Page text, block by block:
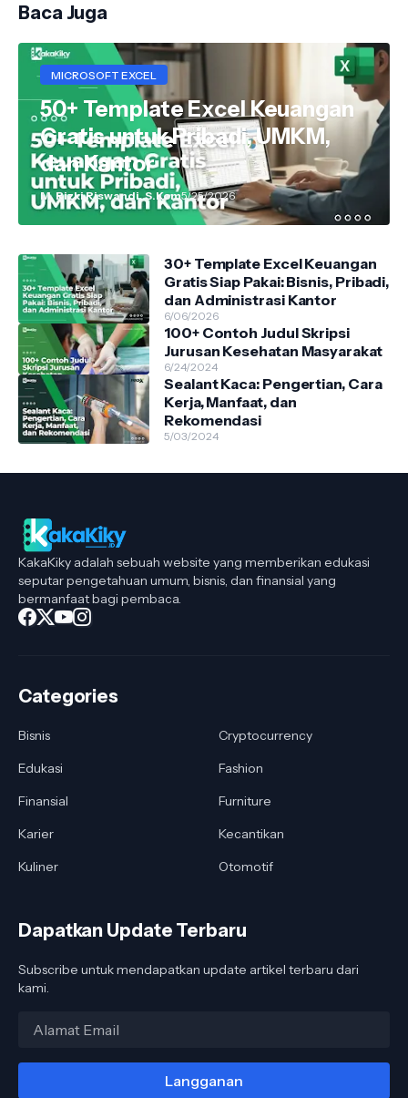
Baca Juga
MICROSOFT EXCEL
50+ Template Excel Keuangan
Gratis untuk Pribadi, UMKM,
dan Kantor
M. Rizki Riswandi, S.Kom5/25/2026
30+ Template Excel Keuangan
Gratis Siap Pakai: Bisnis, Pribadi,
dan Administrasi Kantor
6/06/2026
100+ Contoh Judul Skripsi
Jurusan Kesehatan Masyarakat
6/24/2024
Sealant Kaca: Pengertian, Cara
Kerja, Manfaat, dan
Rekomendasi
5/03/2024
KakaKiky adalah sebuah website yang memberikan edukasi
seputar pengetahuan umum, bisnis, dan finansial yang
bermanfaat bagi pembaca.
Categories
Bisnis
Cryptocurrency
Edukasi
Fashion
Finansial
Furniture
Karier
Kecantikan
Kuliner
Otomotif
Dapatkan Update Terbaru
Subscribe untuk mendapatkan update artikel terbaru dari
kami.